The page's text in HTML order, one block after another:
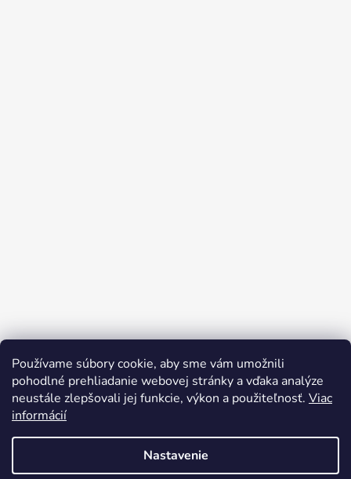
Používame súbory cookie, aby sme vám umožnili
pohodlné prehliadanie webovej stránky a vďaka analýze
neustále zlepšovali jej funkcie, výkon a použiteľnosť. Viac
informácií
Nastavenie